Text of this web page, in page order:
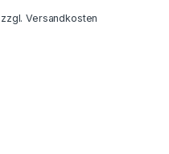
zzgl.Versandkosten